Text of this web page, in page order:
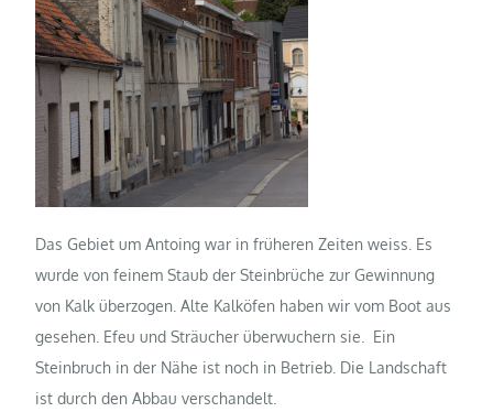
Das Gebiet um Antoing war in früheren Zeiten weiss. Es
wurde von feinem Staub der Steinbrüche zur Gewinnung
von Kalk überzogen. Alte Kalköfen haben wir vom Boot aus
gesehen. Efeu und Sträucher überwuchern sie. Ein
Steinbruch in der Nähe ist noch in Betrieb. Die Landschaft
ist durch den Abbau verschandelt.